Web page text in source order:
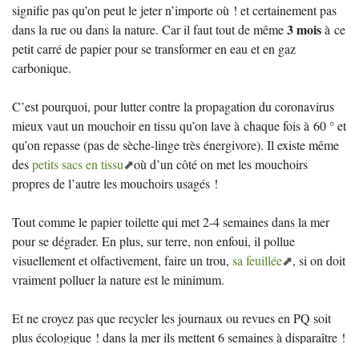
signifie pas qu’on peut le jeter n’importe où ! et certainement pas
dans la rue ou dans la nature. Car il faut tout de même3 moisà ce
petit carré de papier pour se transformer en eau et en gaz
carbonique.
C’est pourquoi, pour lutter contre la propagation du coronavirus
mieux vaut un mouchoir en tissu qu’on lave à chaque fois à 60 ° et
qu’on repasse (pas de sèche-linge très énergivore). Il existe même
despetits sacs en tissu
où d’un côté on met les mouchoirs
propres de l’autre les mouchoirs usagés !
Tout comme le papier toilette qui met 2-4 semaines dans la mer
pour se dégrader. En plus, sur terre, non enfoui, il pollue
visuellement et olfactivement, faire un trou, sa feuillée
, si on doit
vraiment polluer la nature est le minimum.
Et ne croyez pas que recycler les journaux ou revues en PQ soit
plus écologique ! dans la mer ils mettent 6 semaines à disparaître !